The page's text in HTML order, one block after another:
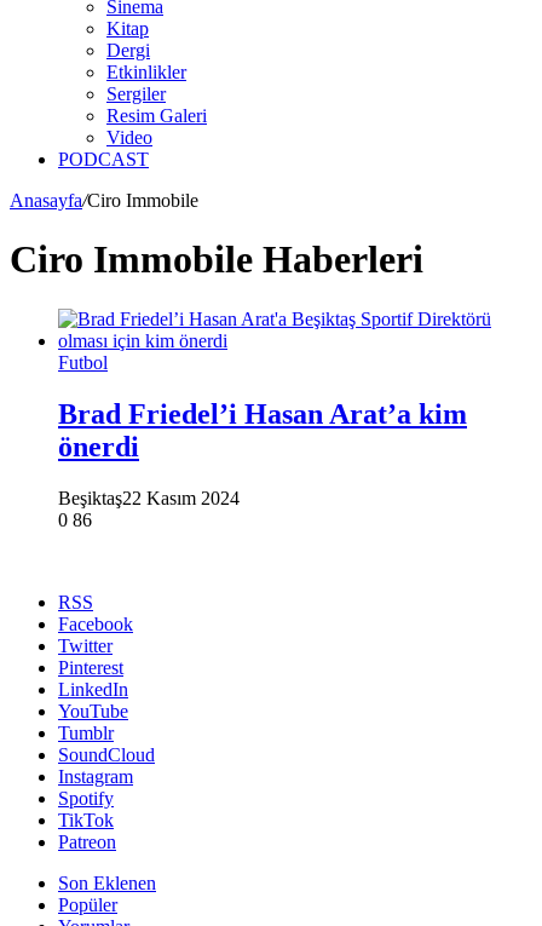
Sinema
Kitap
Dergi
Etkinlikler
Sergiler
Resim Galeri
Video
PODCAST
Anasayfa/Ciro Immobile
Ciro Immobile Haberleri
Futbol
Brad Friedel’i Hasan Arat’a kim
önerdi
Beşiktaş22 Kasım 2024
0 86
RSS
Facebook
Twitter
Pinterest
LinkedIn
YouTube
Tumblr
SoundCloud
Instagram
Spotify
TikTok
Patreon
Son Eklenen
Popüler